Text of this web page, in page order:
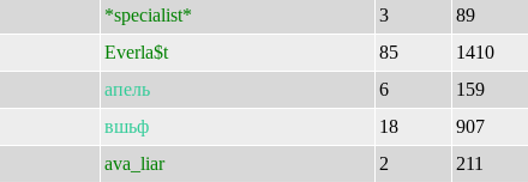
*specialist* 3 89
Everla$t 85 1410
апель 6 159
вшьф 18 907
ava_liar 2 211